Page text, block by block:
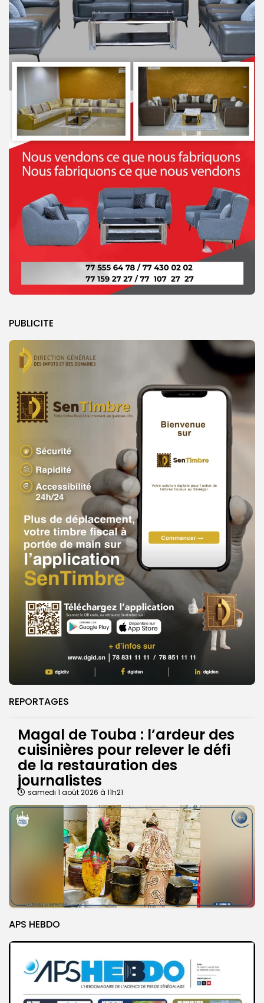
PUBLICITE
REPORTAGES
Magal de Touba : l’ardeur des
cuisinières pour relever le défi
de la restauration des
journalistes
samedi 1 août 2026 à 11h21
APS HEBDO